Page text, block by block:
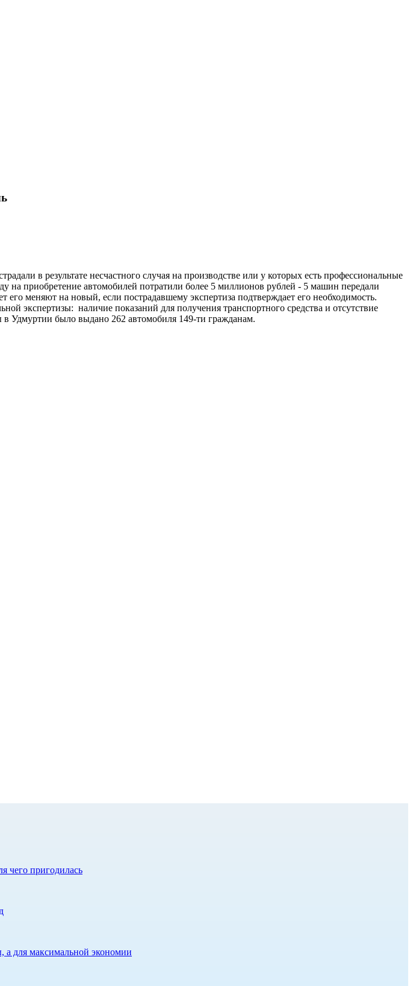
в результате несчастного случая на производстве или у которых есть профессиональные
на приобретение автомобилей потратили более 5 миллионов рублей - 5 машин передали
меняют на новый, если пострадавшему экспертиза подтверждает его необходимость.
экспертизы: наличие показаний для получения транспортного средства и отсутствие
в Удмуртии было выдано 262 автомобиля 149-ти гражданам.
чего пригодилась
а для максимальной экономии